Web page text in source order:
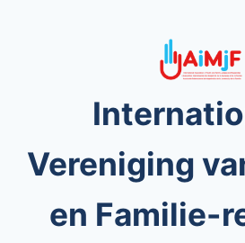
Vereniging
en Familie-